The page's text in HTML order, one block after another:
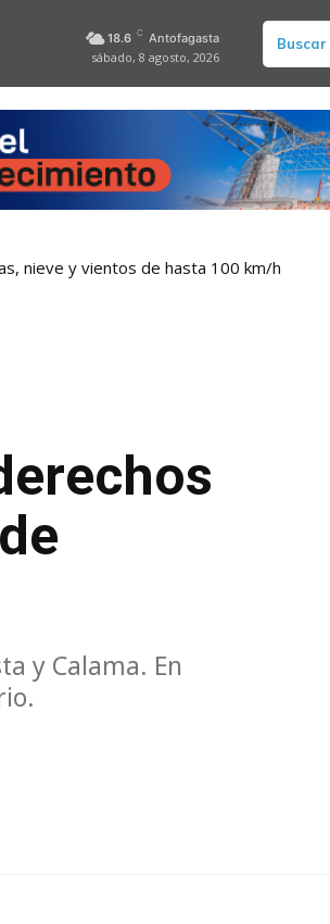
18.6 C Antofagasta
sábado, 8 agosto, 2026
Buscar
nieve y vientos de hasta 100 km/h
y Calama. En